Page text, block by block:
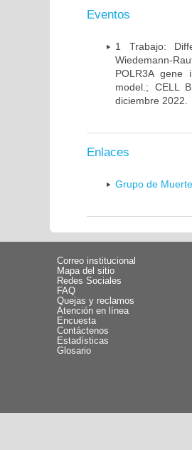
Eventos
1 Trabajo:
Wiedemann-
POLR3A gene
model.; CELL
diciembre 2022.
Enlaces
Grupo de
Correo institucional
Mapa del sitio
Redes Sociales
FAQ
Quejas y reclamos
Atención en línea
Encuesta
Contáctenos
Estadísticas
Glosario